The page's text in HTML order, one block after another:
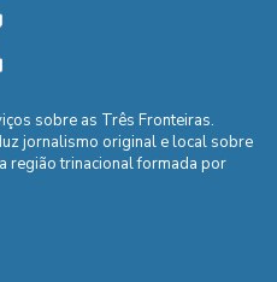
sobre as Três Fronteiras.
jornalismo original e local sobre
região trinacional formada por